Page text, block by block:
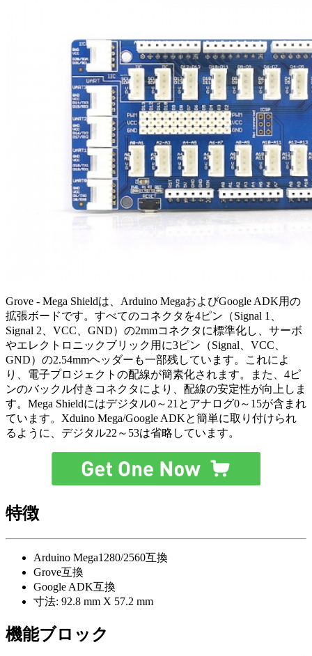
Grove - Mega Shieldは、Arduino MegaおよびGoogle ADK用の
拡張ボードです。すべてのコネクタを4ピン（Signal 1、
Signal 2、VCC、GND）の2mmコネクタに標準化し、サーボ
やエレクトロニックブリック用に3ピン（Signal、VCC、
GND）の2.54mmヘッダーも一部残しています。これによ
り、電子プロジェクトの配線が簡素化されます。また、4ピ
ンのバックル付きコネクタにより、配線の安定性が向上しま
す。Mega Shieldにはデジタル0～21とアナログ0～15が含まれ
ています。Xduino Mega/Google ADKと簡単に取り付けられ
るように、デジタル22～53は省略しています。
特徴
Arduino Mega1280/2560互換
Grove互換
Google ADK互換
寸法: 92.8 mm X 57.2 mm
機能ブロック